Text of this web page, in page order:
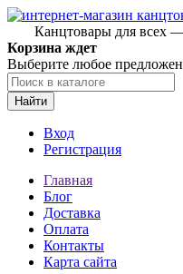
Канцтовары для всех
Корзина ждет
Выберите любое
Найти
Вход
Регистрация
Главная
Блог
Доставка
Оплата
Контакты
Карта сайта